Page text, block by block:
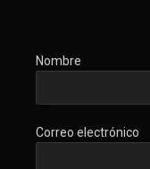
Nombre
Correo electrónico